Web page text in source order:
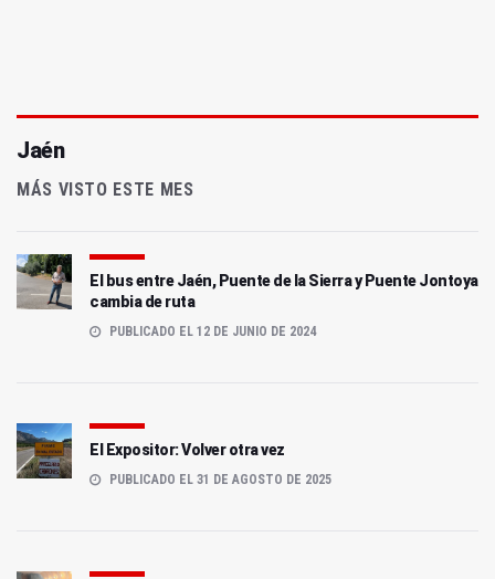
Jaén
MÁS VISTO ESTE MES
El bus entre Jaén, Puente de la Sierra y Puente Jontoya
cambia de ruta
PUBLICADO EL 12 DE JUNIO DE 2024
El Expositor: Volver otra vez
PUBLICADO EL 31 DE AGOSTO DE 2025